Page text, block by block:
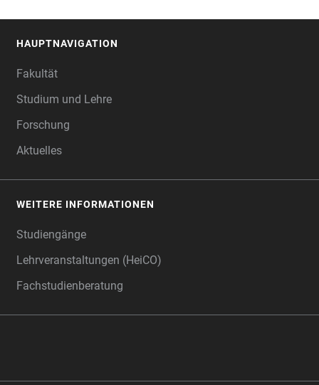
HAUPTNAVIGATION
Fakultät
Studium und Lehre
Forschung
Aktuelles
WEITERE INFORMATIONEN
Studiengänge
Lehrveranstaltungen (HeiCO)
Fachstudienberatung